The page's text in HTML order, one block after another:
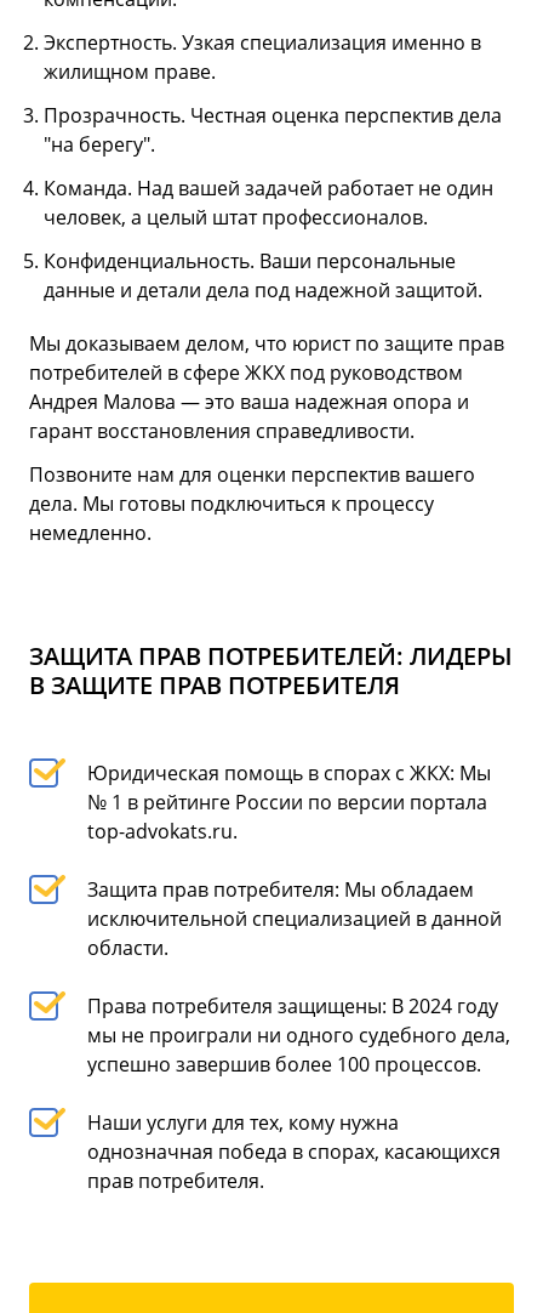
Экспертность. Узкая специализация именно в
жилищном праве.
Прозрачность. Честная оценка перспектив дела
"на берегу".
Команда. Над вашей задачей работает не один
человек, а целый штат профессионалов.
Конфиденциальность. Ваши персональные
данные и детали дела под надежной защитой.
Мы доказываем делом, что юрист по защите прав
потребителей в сфере ЖКХ под руководством
Андрея Малова — это ваша надежная опора и
гарант восстановления справедливости.
Позвоните нам для оценки перспектив вашего
дела. Мы готовы подключиться к процессу
немедленно.
ЗАЩИТА ПРАВ ПОТРЕБИТЕЛЕЙ: ЛИДЕРЫ
В ЗАЩИТЕ ПРАВ ПОТРЕБИТЕЛЯ
Юридическая помощь в спорах с ЖКХ: Мы
№ 1 в рейтинге России по версии портала
top-advokats.ru.
Защита прав потребителя: Мы обладаем
исключительной специализацией в данной
области.
Права потребителя защищены: В 2024 году
мы не проиграли ни одного судебного дела,
успешно завершив более 100 процессов.
Наши услуги для тех, кому нужна
однозначная победа в спорах, касающихся
прав потребителя.